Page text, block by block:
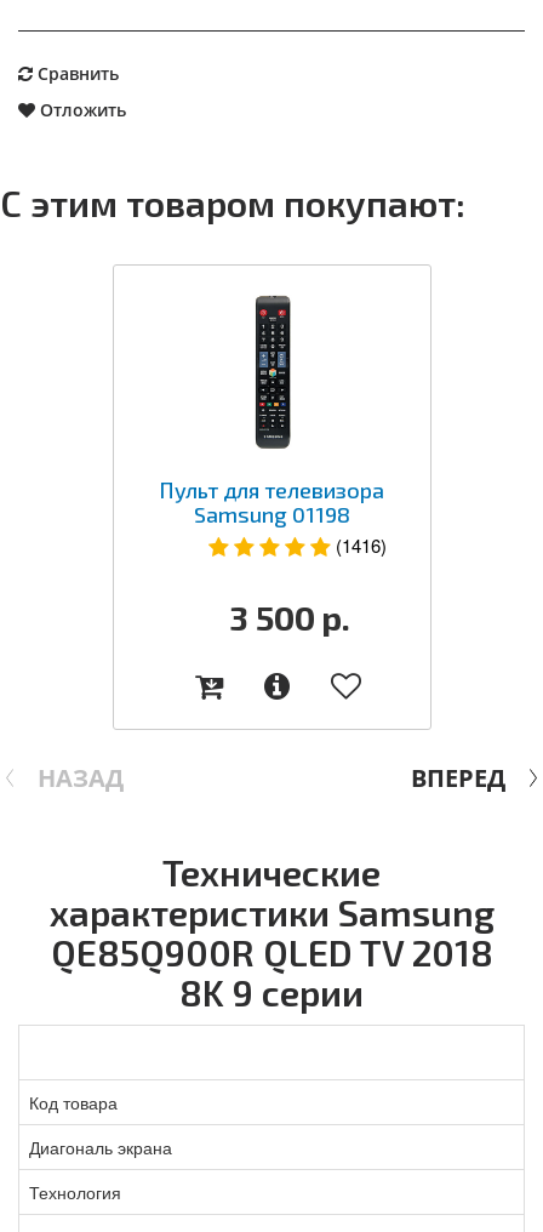
Сравнить
Отложить
С этим товаром покупают:
НАЗАД
Пульт для телевизора
Samsung 01198
(1416)
3 500 р.
ВПЕРЕД
Технические
характеристики Samsung
QE85Q900R QLED TV 2018
8K 9 серии
Код товара
Диагональ экрана
Технология